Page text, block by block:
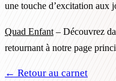
une touche d’excitation aux
Quad Enfant – Découvrez
retournant à notre page
← Retour au carnet